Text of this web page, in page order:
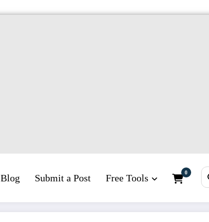
Blog Submit a Post Free Tools 0